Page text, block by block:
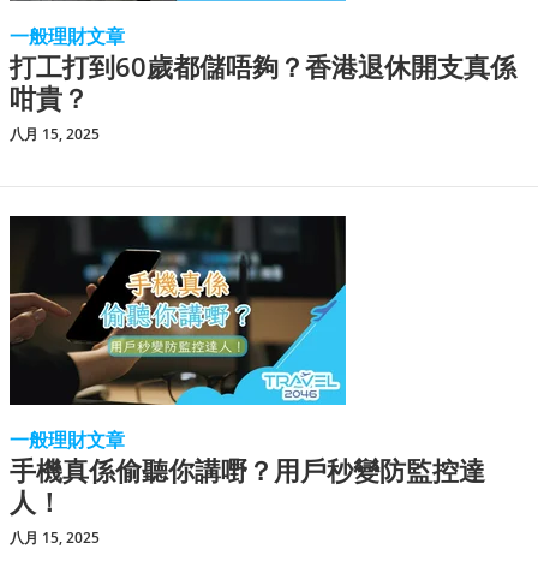
一般理財文章
打工打到60歲都儲唔夠？香港退休開支真係
咁貴？
八月 15, 2025
一般理財文章
手機真係偷聽你講嘢？用戶秒變防監控達
人！
八月 15, 2025